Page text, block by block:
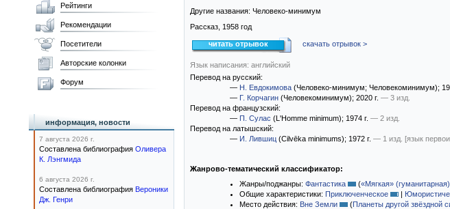
Другие названия: Человеко-минимум
Рассказ, 1958 год
читать отрывок скачать отрывок >
Язык написания: английский
Перевод на русский:
— Н. Евдокимова (Человеко-минимум; Человекоминимум);
— Г. Корчагин (Человекоминимум); 2020 г. — 3 изд.
Перевод на французский:
— П. Сулас (L'Homme minimum); 1974 г. — 2 изд.
Перевод на латышский:
— И. Лившиц (Cilvēka minimums); 1972 г. — 1 изд. [язык
Жанрово-тематический классификатор:
Жанры/поджанры: Фантастика («Мягкая»
Общие характеристики: Приключенческое |
Место действия: Вне Земли (Планеты другой звёздной
Рейтинги
Рекомендации
Посетители
Авторские колонки
Форум
информация, новости
7 августа 2026 г.
Составлена библиография Оливера
К. Лэнгмида
6 августа 2026 г.
Составлена библиография Вероники
Дж. Генри